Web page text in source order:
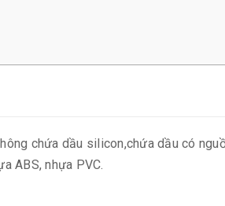
chứa dầu silicon,chứa dầu có
ABS, nhựa PVC.